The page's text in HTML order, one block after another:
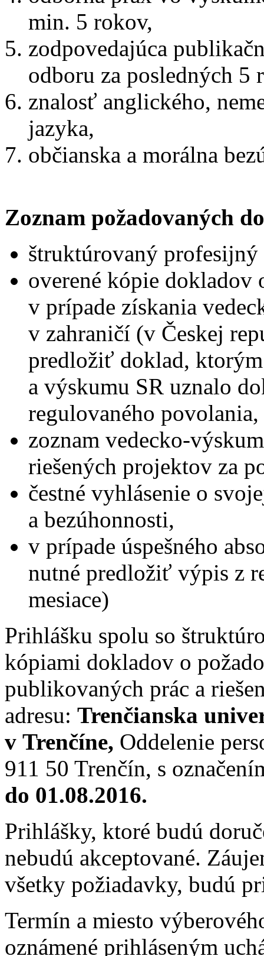
min. 5 rokov,
zodpovedajúca
odboru za posledných 5
znalosť anglického,
jazyka,
občianska a
Zoznam požadovaných
štruktúrovaný
overené kópie dokladov
v prípade získania
v zahraničí (v Českej
predložiť doklad,
a výskumu SR uznalo
regulovaného povolania,
zoznam vedecko-
riešených projektov za
čestné vyhlásenie o
a bezúhonnosti,
v prípade úspešného
nutné predložiť výpis z
mesiace)
Prihlášku spolu so
kópiami dokladov o
publikovaných prác a
adresu: Trenčianska
v Trenčíne, Oddelenie
911 50 Trenčín, s
do 01.08.2016.
Prihlášky, ktoré budú
nebudú akceptované.
všetky požiadavky, budú
Termín a miesto
oznámené prihláseným